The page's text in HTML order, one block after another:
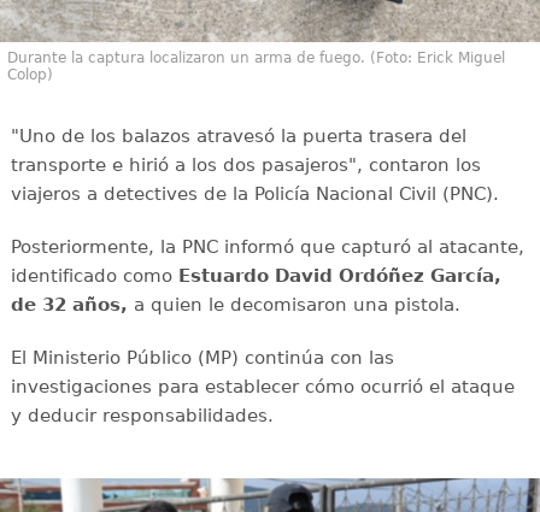
Durante la captura localizaron un arma de fuego. (Foto: Erick Miguel
Colop)
"Uno de los balazos atravesó la puerta trasera del
transporte e hirió a los dos pasajeros", contaron los
viajeros a detectives de la Policía Nacional Civil (PNC).
Posteriormente, la PNC informó que capturó al atacante,
identificado como Estuardo David Ordóñez García,
de 32 años, a quien le decomisaron una pistola.
El Ministerio Público (MP) continúa con las
investigaciones para establecer cómo ocurrió el ataque
y deducir responsabilidades.